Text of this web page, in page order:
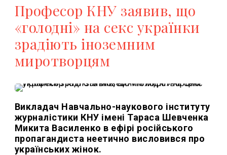
Професор КНУ заявив, що
«голодні» на секс українки
зрадіють іноземним
миротворцям
Викладач Навчально-наукового інституту
журналістики КНУ імені Тараса Шевченка
Микита Василенко в ефірі російського
пропагандиста неетично висловився про
українських жінок.